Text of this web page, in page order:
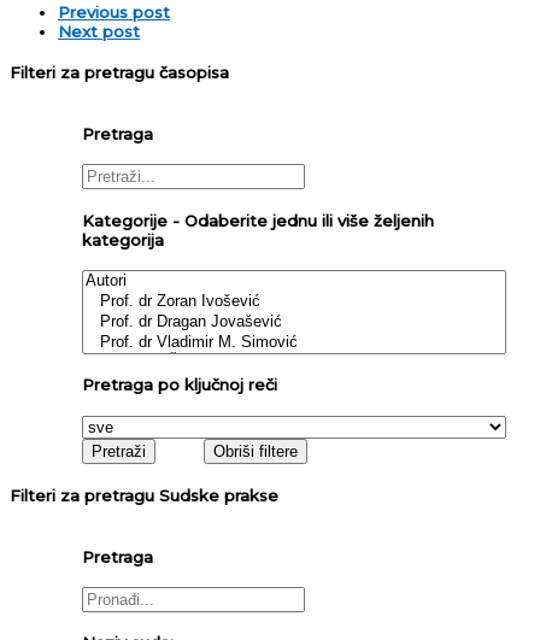
Previous post
Next post
Filteri za pretragu časopisa
Pretraga
Kategorije - Odaberite jednu ili više željenih
kategorija
Pretraga po ključnoj reči
Filteri za pretragu Sudske prakse
Pretraga